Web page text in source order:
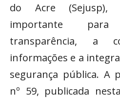
do Acre
importante
transparência, a
informações e a
segurança pública. A
nº 59, publicada